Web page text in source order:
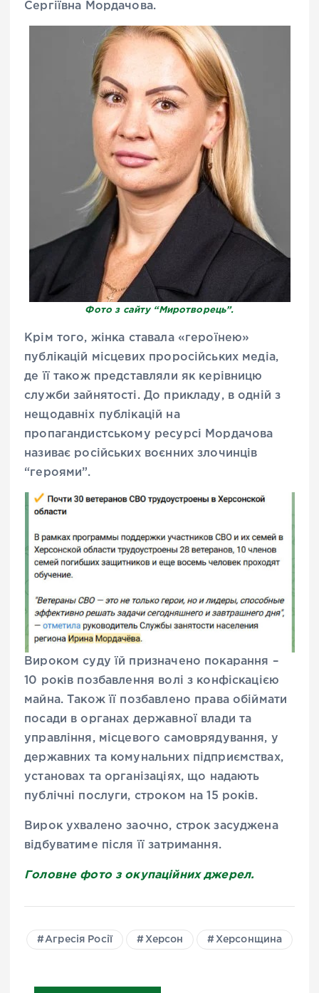
Сергіївна Мордачова.
Фото з сайту “Миротворець”.
Крім того, жінка ставала «героїнею»
публікацій місцевих проросійських медіа,
де її також представляли як керівницю
служби зайнятості. До прикладу, в одній з
нещодавніх публікацій на
пропагандистському ресурсі Мордачова
називає російських воєнних злочинців
“героями”.
Вироком суду їй призначено покарання –
10 років позбавлення волі з конфіскацією
майна. Також її позбавлено права обіймати
посади в органах державної влади та
управління, місцевого самоврядування, у
державних та комунальних підприємствах,
установах та організаціях, що надають
публічні послуги, строком на 15 років.
Вирок ухвалено заочно, строк засуджена
відбуватиме після її затримання.
Головне фото з окупаційних джерел.
Агресія Росії Херсон Херсонщина